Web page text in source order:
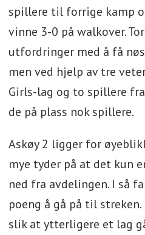
spillere til forrige kamp
vinne 3-0 på walkover.
utfordringer med å få
men ved hjelp av tre
Girls-lag og to spillere
de på plass nok spillere.
Askøy 2 ligger for
mye tyder på at det kun
ned fra avdelingen. I så
poeng å gå på til
slik at ytterligere et lag